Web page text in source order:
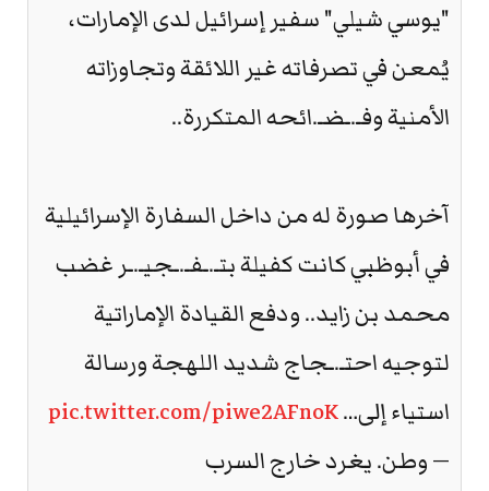
"يوسي شيلي" سفير إسرائيل لدى الإمارات،
يُمعن في تصرفاته غير اللائقة وتجاوزاته
الأمنية وفـ.ـضـ.ائحه المتكررة..
آخرها صورة له من داخل السفارة الإسرائيلية
في أبوظبي كانت كفيلة بتـ.ـفـ.ـجيـ.ـر غضب
محمد بن زايد.. ودفع القيادة الإماراتية
لتوجيه احتـ.ـجاج شديد اللهجة ورسالة
استياء إلى…pic.twitter.com/piwe2AFnoK
— وطن. يغرد خارج السرب